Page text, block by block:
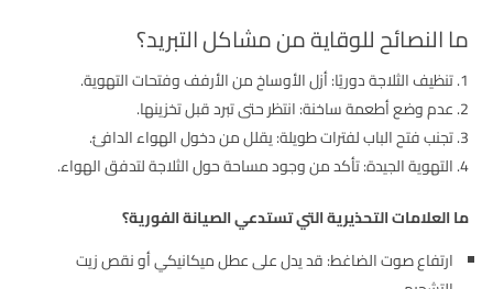
ما النصائح للوقاية من مشاكل التبريد؟
تنظيف الثلاجة دوريًا: أزل الأوساخ من الأرفف وفتحات التهوية.
عدم وضع أطعمة ساخنة: انتظر حتى تبرد قبل تخزينها.
تجنب فتح الباب لفترات طويلة: يقلل من دخول الهواء الدافئ.
التهوية الجيدة: تأكد من وجود مساحة حول الثلاجة لتدفق الهواء.
ما العلامات التحذيرية التي تستدعي الصيانة الفورية؟
ارتفاع صوت الضاغط: قد يدل على عطل ميكانيكي أو نقص زيت